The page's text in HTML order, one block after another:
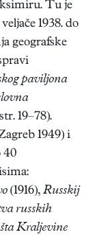
Tu je
1938. do
geografske
paviljona
19–78).
1949) i
40
(1916), Russkij
russkih
Kraljevine